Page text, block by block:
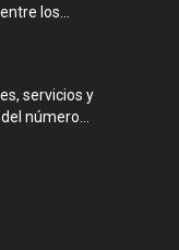
los...
servicios y
número...